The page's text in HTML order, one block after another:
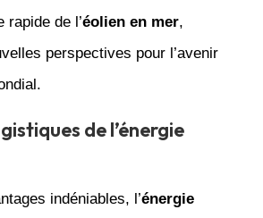
rapide de l’éolien en mer,
perspectives pour l’avenir
de l’énergie
indéniables, l’énergie